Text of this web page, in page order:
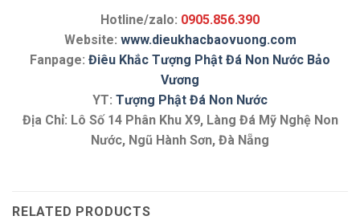
Hotline/zalo: 0905.856.390
Website: www.dieukhacbaovuong.com
Fanpage: Điêu Khắc Tượng Phật Đá Non Nước Bảo
Vương
YT: Tượng Phật Đá Non Nước
Địa Chỉ: Lô Số 14 Phân Khu X9, Làng Đá Mỹ Nghệ Non
Nước, Ngũ Hành Sơn, Đà Nẵng
RELATED PRODUCTS